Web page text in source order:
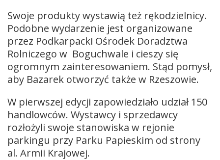
Swoje produkty wystawią też rękodzielnicy.
Podobne wydarzenie jest organizowane
przez Podkarpacki Ośrodek Doradztwa
Rolniczego w Boguchwale i cieszy się
ogromnym zainteresowaniem. Stąd pomysł,
aby Bazarek otworzyć także w Rzeszowie.
W pierwszej edycji zapowiedziało udział 150
handlowców. Wystawcy i sprzedawcy
rozłożyli swoje stanowiska w rejonie
parkingu przy Parku Papieskim od strony
al. Armii Krajowej.